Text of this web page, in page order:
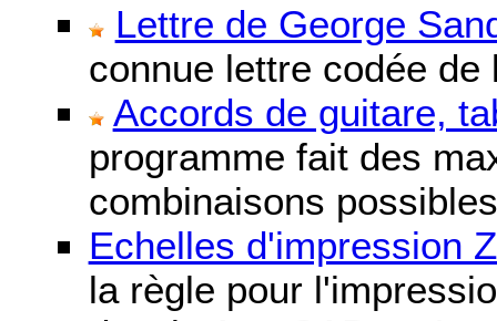
Lettre de George
connue lettre codée
Accords de guitare,
programme fait des
combinaisons
Echelles d'impression
la règle pour